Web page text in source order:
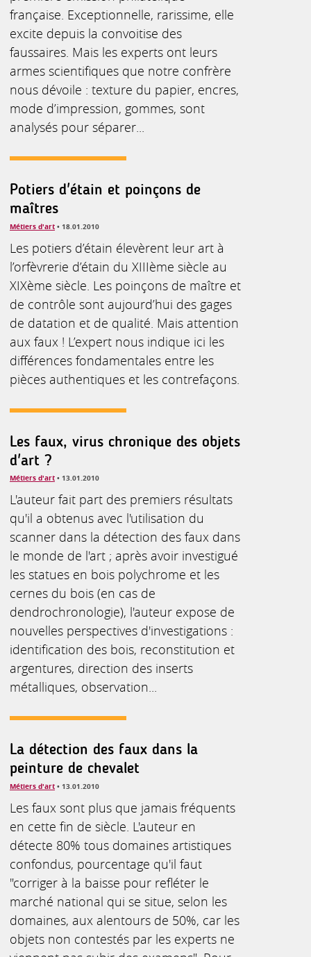
française. Exceptionnelle, rarissime, elle
excite depuis la convoitise des
faussaires. Mais les experts ont leurs
armes scientifiques que notre confrère
nous dévoile : texture du papier, encres,
mode d’impression, gommes, sont
analysés pour séparer...
Potiers d'étain et poinçons de
maîtres
Métiers d'art • 18.01.2010
Les potiers d’étain élevèrent leur art à
l’orfèvrerie d’étain du XIIIème siècle au
XIXème siècle. Les poinçons de maître et
de contrôle sont aujourd’hui des gages
de datation et de qualité. Mais attention
aux faux ! L’expert nous indique ici les
différences fondamentales entre les
pièces authentiques et les contrefaçons.
Les faux, virus chronique des objets
d'art ?
Métiers d'art • 13.01.2010
L'auteur fait part des premiers résultats
qu'il a obtenus avec l'utilisation du
scanner dans la détection des faux dans
le monde de l'art ; après avoir investigué
les statues en bois polychrome et les
cernes du bois (en cas de
dendrochronologie), l'auteur expose de
nouvelles perspectives d'investigations :
identification des bois, reconstitution et
argentures, direction des inserts
métalliques, observation...
La détection des faux dans la
peinture de chevalet
Métiers d'art • 13.01.2010
Les faux sont plus que jamais fréquents
en cette fin de siècle. L'auteur en
détecte 80% tous domaines artistiques
confondus, pourcentage qu'il faut
"corriger à la baisse pour refléter le
marché national qui se situe, selon les
domaines, aux alentours de 50%, car les
objets non contestés par les experts ne